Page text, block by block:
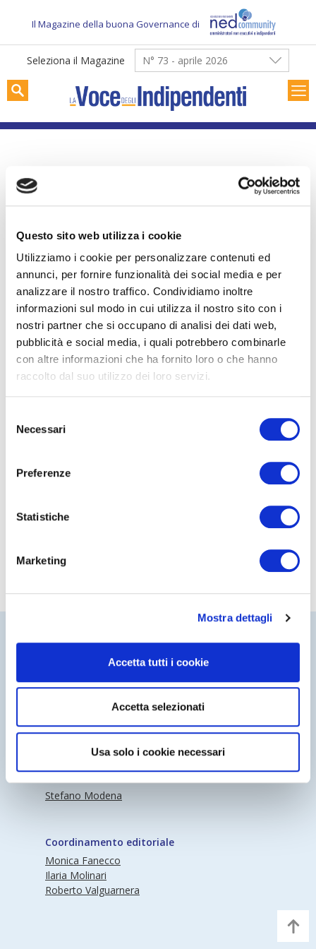
Questo sito web utilizza i cookie
Utilizziamo i cookie per personalizzare contenuti ed
annunci, per fornire funzionalità dei social media e per
analizzare il nostro traffico. Condividiamo inoltre
informazioni sul modo in cui utilizza il nostro sito con i
nostri partner che si occupano di analisi dei dati web,
pubblicità e social media, i quali potrebbero combinarle
con altre informazioni che ha fornito loro o che hanno
raccolto dal suo utilizzo dei loro servizi.
delNecessari
Preferenze
Statistiche
Marketing
Mostra dettagli
Accetta tutti i cookie
Accetta selezionati
Usa solo i cookie necessari
content
Il Magazine della buona Governance di
Seleziona il Magazine N° 73 - aprile 2026
RASSEGNA STAMPA
digitale – L’Impresa n. 7-
8/2017
2017-09-19
File rassegna stampa
Periodico Nedcommunity Reg. Tribunale di
Milano n° 341 (17/07/2009) Editore:
Direttore responsabile
Stefano Modena
Coordinamento editoriale
Monica Fanecco
Ilaria Molinari
Roberto Valguarnera